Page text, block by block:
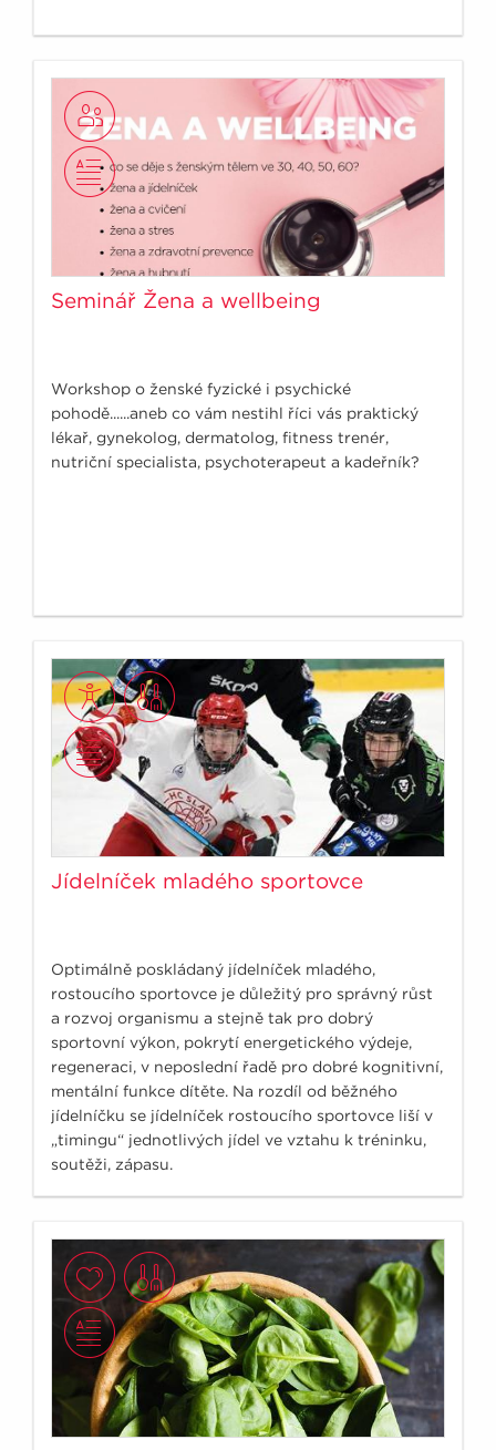
Seminář Žena a wellbeing
Workshop o ženské fyzické i psychické
pohodě......aneb co vám nestihl říci vás praktický
lékař, gynekolog, dermatolog, fitness trenér,
nutriční specialista, psychoterapeut a kadeřník?
Jídelníček mladého sportovce
Optimálně poskládaný jídelníček mladého,
rostoucího sportovce je důležitý pro správný růst
a rozvoj organismu a stejně tak pro dobrý
sportovní výkon, pokrytí energetického výdeje,
regeneraci, v neposlední řadě pro dobré kognitivní,
mentální funkce dítěte. Na rozdíl od běžného
jídelníčku se jídelníček rostoucího sportovce liší v
„timingu“ jednotlivých jídel ve vztahu k tréninku,
soutěži, zápasu.